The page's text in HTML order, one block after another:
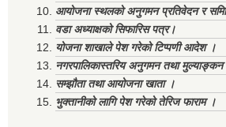
आयोजना स्थलको अनुगमन प्रतिवेदन र
वडा अध्याक्षको सिफारिस पत्र।
योजना शाखाले पेश गरेको टिप्पणी आदेश ।
नगरपालिकास्तरिय अनुगमन तथा मुल्याङ्कन
सम्झौता तथा आयोजना खाता ।
भुक्तानीको लागि पेश गरेको तेरिज फाराम ।